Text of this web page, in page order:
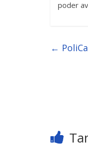
poder
←